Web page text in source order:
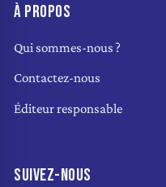
À PROPOS
Qui sommes-nous ?
Contactez-nous
Éditeur responsable
SUIVEZ-NOUS